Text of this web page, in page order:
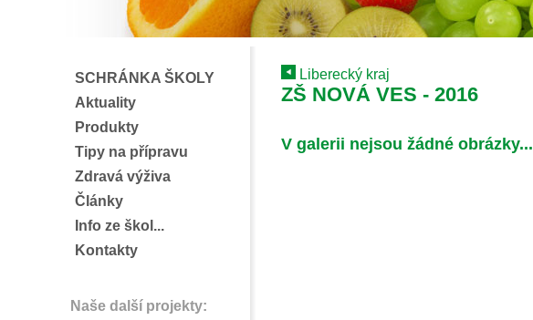
SCHRÁNKA ŠKOLY
Aktuality
Produkty
Tipy na přípravu
Zdravá výživa
Články
Info ze škol...
Kontakty
Naše další projekty:
Liberecký kraj
ZŠ NOVÁ VES - 2016
V galerii nejsou žádné obrázky...